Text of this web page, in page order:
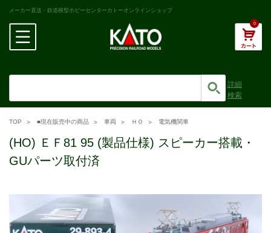
メーカー直送・鉄道模型ホビーセンターカトーオンラインショップ
0
詳細
検索
TOP ■現在販売中の商品 車両 ＨＯ 電気機関車
(HO) ＥＦ81 95 (製品仕様) スピーカー搭載・
GUパーツ取付済